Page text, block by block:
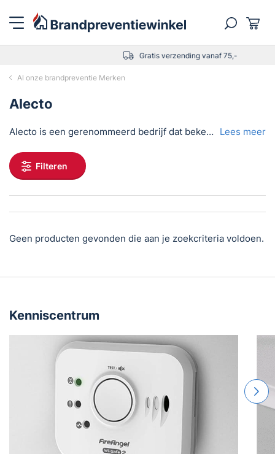
Gratis verzending vanaf 75,-
Al onze brandpreventie Merken
Alecto
Alecto is een gerenommeerd bedrijf dat bekend staat om zijn betrouwbare babyfoons, maar ze bieden ook een breed scala aan brandpreventieproducten aan. Deze producten omvatten rookmelders, koolmonoxidemelders, blusdekens en brandblussers, waarmee mensen en hun bezittingen beschermd kunnen worden tegen brand en andere gevaarlijke situaties. Lees meer
Filteren
Geen producten gevonden die aan je zoekcriteria voldoen.
Kenniscentrum